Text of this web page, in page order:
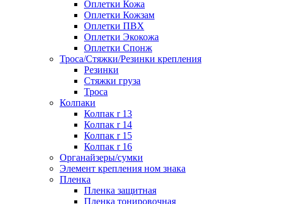
Оплетки Кожа
Оплетки Кожзам
Оплетки ПВХ
Оплетки Экокожа
Оплетки Спонж
Троса/Стяжки/Резинки крепления
Резинки
Стяжки груза
Троса
Колпаки
Колпак r 13
Колпак r 14
Колпак r 15
Колпак r 16
Органайзеры/сумки
Элемент крепления ном знака
Пленка
Пленка защитная
Пленка тонировочная